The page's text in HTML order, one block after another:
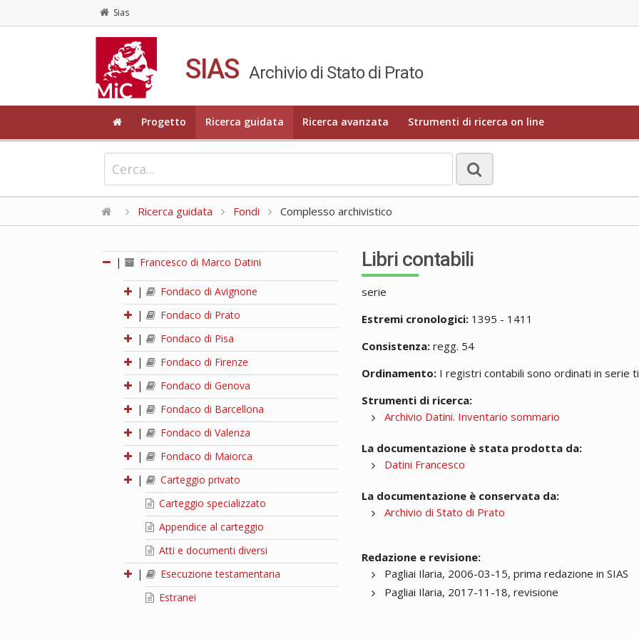
Sias
SIAS Archivio di Stato di Prato
Progetto Ricerca guidata Ricerca avanzata Strumenti di ricerca on line
Ricerca guidata Fondi Complesso archivistico
| Francesco di Marco Datini
|
Fondaco di Avignone
|
Fondaco di Prato
|
Fondaco di Pisa
|
Fondaco di Firenze
|
Fondaco di Genova
|
Fondaco di Barcellona
|
Fondaco di Valenza
|
Fondaco di Maiorca
|
Carteggio privato
Carteggio specializzato
Appendice al carteggio
Atti e documenti diversi
|
Esecuzione testamentaria
Estranei
Libri contabili
serie
Estremi cronologici: 1395 - 1411
Consistenza: regg. 54
Ordinamento: I registri contabili sono ordinati in serie
Strumenti di ricerca:
Archivio Datini. Inventario sommario
La documentazione è stata prodotta da:
Datini Francesco
La documentazione è conservata da:
Archivio di Stato di Prato
Redazione e revisione:
Pagliai Ilaria, 2006-03-15, prima redazione in SIAS
Pagliai Ilaria, 2017-11-18, revisione